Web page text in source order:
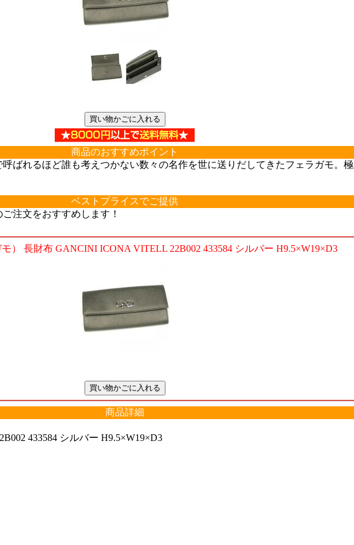
商品のおすすめポイント
ばれるほど誰も考えつかない数々の名作を世に送りだしてきたフェラガモ。
ベストプライスでご提供
注文をおすすめします！
モ） 長財布 GANCINI ICONA VITELL 22B002 433584 シルバー H9.5×W19×D3
商品詳細
433584 シルバー H9.5×W19×D3